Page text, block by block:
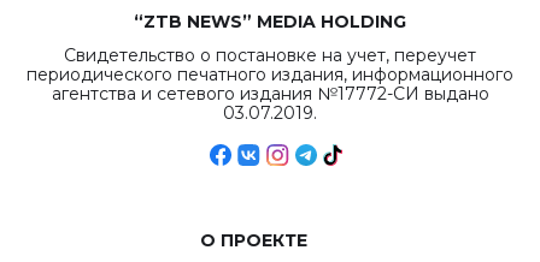
“ZTB NEWS” MEDIA HOLDING
Свидетельство о постановке на учет, переучет
периодического печатного издания, информационного
агентства и сетевого издания №17772-СИ выдано
03.07.2019.
О ПРОЕКТЕ